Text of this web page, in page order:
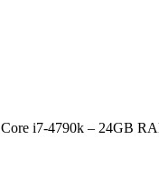
Core i7-4790k – 24GB